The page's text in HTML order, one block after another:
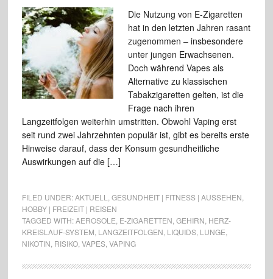
Die Nutzung von E-Zigaretten
hat in den letzten Jahren rasant
zugenommen – insbesondere
unter jungen Erwachsenen.
Doch während Vapes als
Alternative zu klassischen
Tabakzigaretten gelten, ist die
Frage nach ihren
Langzeitfolgen weiterhin umstritten. Obwohl Vaping erst
seit rund zwei Jahrzehnten populär ist, gibt es bereits erste
Hinweise darauf, dass der Konsum gesundheitliche
Auswirkungen auf die […]
FILED UNDER:AKTUELL GESUNDHEIT | FITNESS | AUSSEHEN
HOBBY | FREIZEIT | REISEN
TAGGED WITH:AEROSOLE E-ZIGARETTEN GEHIRN HERZ-
KREISLAUF-SYSTEM LANGZEITFOLGEN LIQUIDS, LUNGE
NIKOTIN RISIKO, VAPES, VAPING